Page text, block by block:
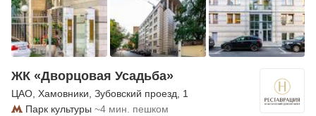
ЖК «Дворцовая Усадьба»
ЦАО Хамовники Зубовский проезд , 1
Парк культуры ~4 мин. пешком